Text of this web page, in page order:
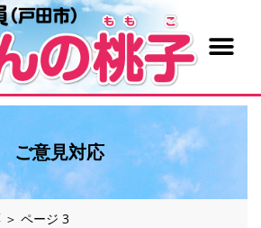
ご意見対応
＞ ページ 3